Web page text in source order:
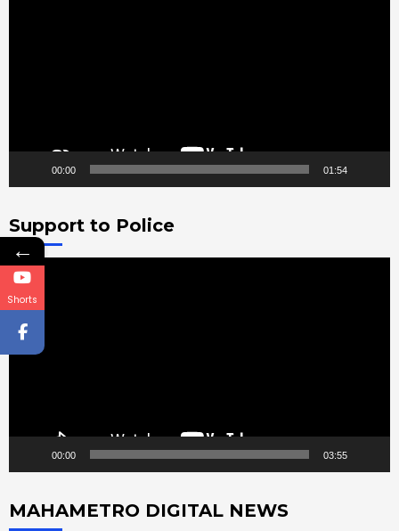
00:00 01:54
Support to Police
Video
Player
00:00 03:55
MAHAMETRO DIGITAL NEWS
←
Shorts